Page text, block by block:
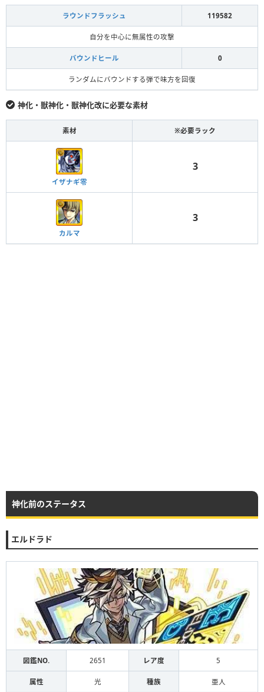
ラウンドフラッシュ 119582
自分を中心に無属性の攻撃
バウンドヒール 0
ランダムにバウンドする弾で味方を回復
神化・獣神化・獣神化改に必要な素材
素材 ※必要ラック
イザナギ零
3
カルマ
3
神化前のステータス
エルドラド
図鑑NO. 2651 レア度 5
属性 光 種族 亜人